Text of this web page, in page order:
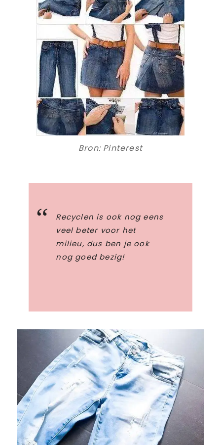
Bron: Pinterest
Recyclen is ook nog eens
veel beter voor het
milieu, dus ben je ook
nog goed bezig!